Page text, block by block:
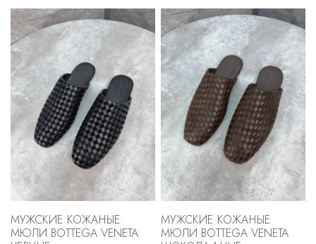
МУЖСКИЕ КОЖАНЫЕ
МЮЛИ BOTTEGA VENETA
МУЖСКИЕ КОЖАНЫЕ
МЮЛИ BOTTEGA VENETA
Cпортивные брюки
Комбинезоны